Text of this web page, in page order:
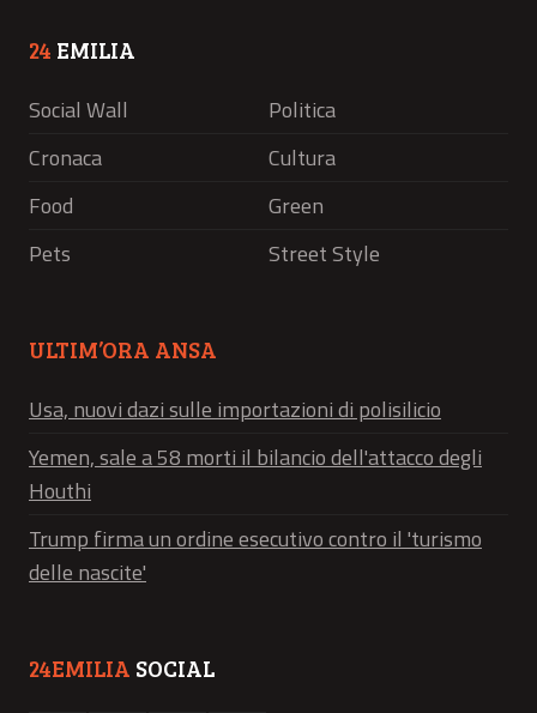
24 EMILIA
Social Wall
Politica
Cronaca
Cultura
Food
Green
Pets
Street Style
ULTIM’ORA ANSA
Usa, nuovi dazi sulle importazioni di polisilicio
Yemen, sale a 58 morti il bilancio dell'attacco degli
Houthi
Trump firma un ordine esecutivo contro il 'turismo
delle nascite'
24EMILIA SOCIAL